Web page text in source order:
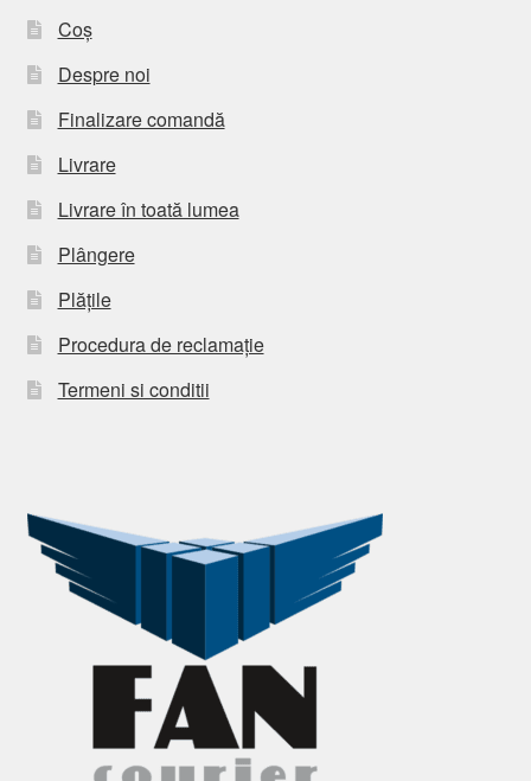
Coș
Despre noi
Finalizare comandă
Livrare
Livrare în toată lumea
Plângere
Plățile
Procedura de reclamație
Termeni si conditii